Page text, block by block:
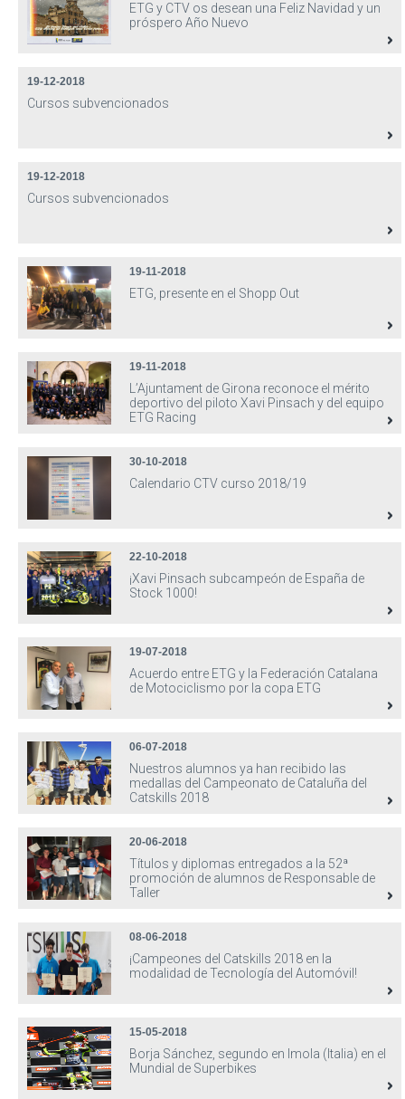
ETG y CTV os desean una Feliz Navidad y un
próspero Año Nuevo
19-12-2018
Cursos subvencionados
19-12-2018
Cursos subvencionados
19-11-2018
ETG, presente en el Shopp Out
19-11-2018
L’Ajuntament de Girona reconoce el mérito
deportivo del piloto Xavi Pinsach y del equipo
ETG Racing
30-10-2018
Calendario CTV curso 2018/19
22-10-2018
¡Xavi Pinsach subcampeón de España de
Stock 1000!
19-07-2018
Acuerdo entre ETG y la Federación Catalana
de Motociclismo por la copa ETG
06-07-2018
Nuestros alumnos ya han recibido las
medallas del Campeonato de Cataluña del
Catskills 2018
20-06-2018
Títulos y diplomas entregados a la 52ª
promoción de alumnos de Responsable de
Taller
08-06-2018
¡Campeones del Catskills 2018 en la
modalidad de Tecnología del Automóvil!
15-05-2018
Borja Sánchez, segundo en Imola (Italia) en el
Mundial de Superbikes